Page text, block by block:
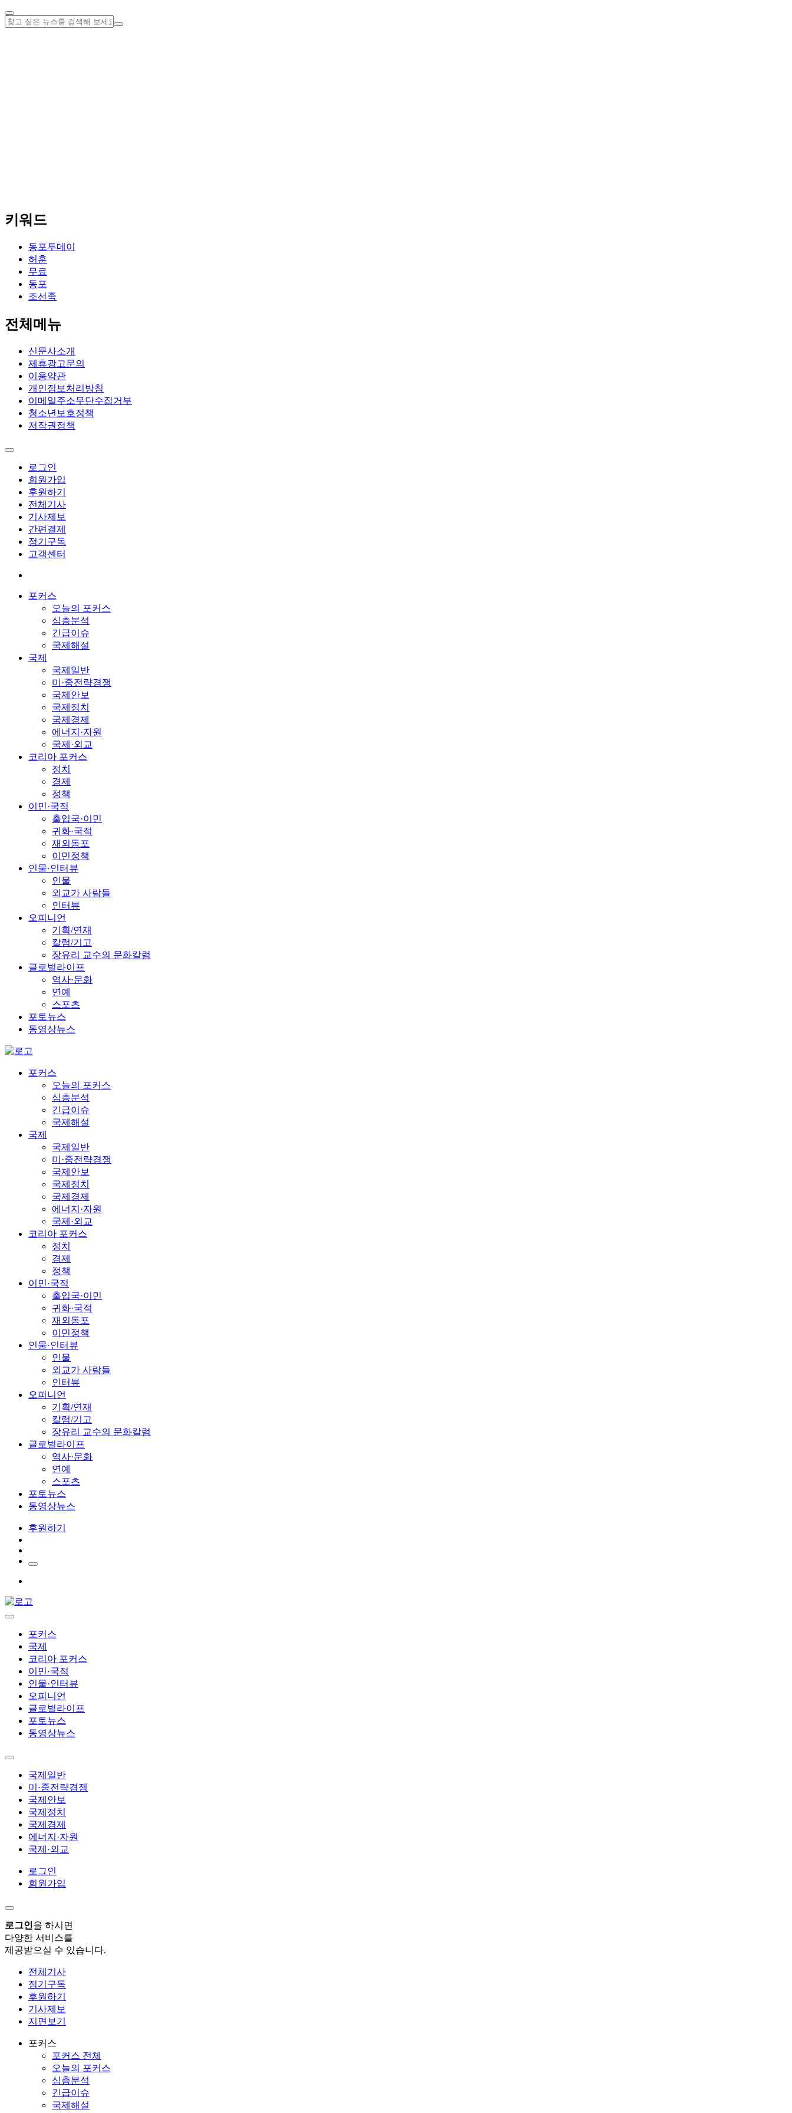
키워드
동포투데이
허훈
무료
동포
조선족
전체메뉴
신문사소개
제휴광고문의
이용약관
개인정보처리방침
이메일주소무단수집거부
청소년보호정책
저작권정책
로그인
회원가입
후원하기
전체기사
기사제보
간편결제
정기구독
고객센터
포커스
오늘의 포커스
심층분석
긴급이슈
국제해설
국제
국제일반
미·중전략경쟁
국제안보
국제정치
국제경제
에너지·자원
국제·외교
코리아 포커스
정치
경제
정책
이민·국적
출입국·이민
귀화·국적
재외동포
이민정책
인물·인터뷰
인물
외교가 사람들
인터뷰
오피니언
기획/연재
칼럼/기고
장유리 교수의 문화칼럼
글로벌라이프
역사·문화
연예
스포츠
포토뉴스
동영상뉴스
포커스
오늘의 포커스
심층분석
긴급이슈
국제해설
국제
국제일반
미·중전략경쟁
국제안보
국제정치
국제경제
에너지·자원
국제·외교
코리아 포커스
정치
경제
정책
이민·국적
출입국·이민
귀화·국적
재외동포
이민정책
인물·인터뷰
인물
외교가 사람들
인터뷰
오피니언
기획/연재
칼럼/기고
장유리 교수의 문화칼럼
글로벌라이프
역사·문화
연예
스포츠
포토뉴스
동영상뉴스
후원하기
포커스
국제
코리아 포커스
이민·국적
인물·인터뷰
오피니언
글로벌라이프
포토뉴스
동영상뉴스
국제일반
미·중전략경쟁
국제안보
국제정치
국제경제
에너지·자원
국제·외교
로그인
회원가입
로그인을 하시면
다양한 서비스를
제공받으실 수 있습니다.
전체기사
정기구독
후원하기
기사제보
지면보기
포커스
포커스 전체
오늘의 포커스
심층분석
긴급이슈
국제해설